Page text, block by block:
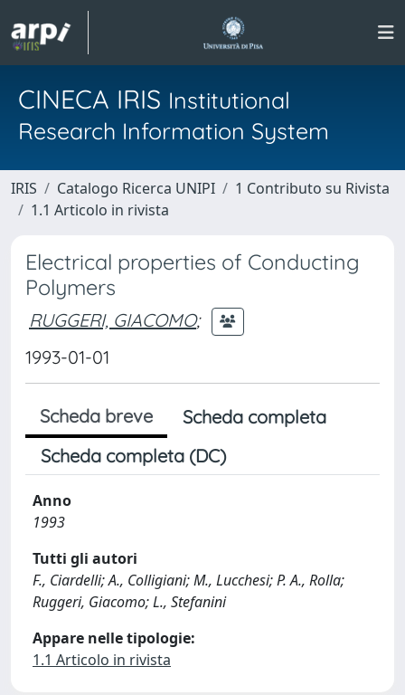
CINECA IRIS Institutional
Research Information System
IRIS Catalogo Ricerca UNIPI
1 Contributo su Rivista
1.1 Articolo in rivista
Electrical properties of Conducting
Polymers
RUGGERI, GIACOMO;
1993-01-01
Scheda breve
Scheda completa
Scheda completa (DC)
Anno
1993
Tutti gli autori
F., Ciardelli; A., Colligiani; M., Lucchesi; P. A., Rolla;
Ruggeri, Giacomo; L., Stefanini
Appare nelle tipologie:
1.1 Articolo in rivista